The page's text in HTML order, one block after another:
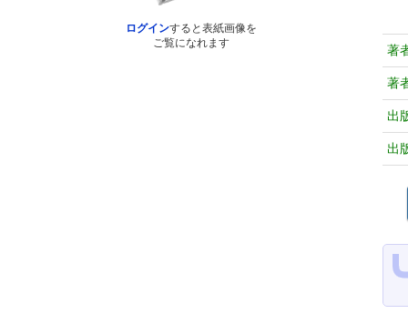
ログインすると表紙画像を
ご覧になれます
著
著
出
出